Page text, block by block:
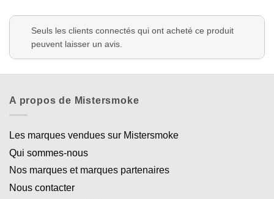
Seuls les clients connectés qui ont acheté ce produit
peuvent laisser un avis.
A propos de Mistersmoke
Les marques vendues sur Mistersmoke
Qui sommes-nous
Nos marques et marques partenaires
Nous contacter